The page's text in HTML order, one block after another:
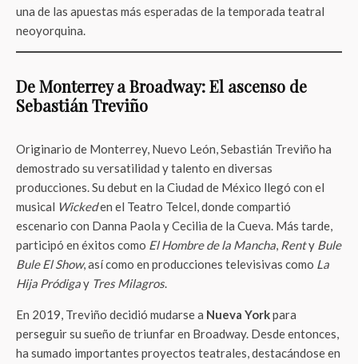
una de las apuestas más esperadas de la temporada teatral
neoyorquina.
De Monterrey a Broadway: El ascenso de
Sebastián Treviño
Originario de Monterrey, Nuevo León, Sebastián Treviño ha
demostrado su versatilidad y talento en diversas
producciones. Su debut en la Ciudad de México llegó con el
musical Wickeden el Teatro Telcel, donde compartió
escenario con Danna Paola y Cecilia de la Cueva. Más tarde,
participó en éxitos como El Hombre de la Mancha, Renty Bule
Bule El Show, así como en producciones televisivas como La
Hija Pródigay Tres Milagros.
En 2019, Treviño decidió mudarse a Nueva Yorkpara
perseguir su sueño de triunfar en Broadway. Desde entonces,
ha sumado importantes proyectos teatrales, destacándose en